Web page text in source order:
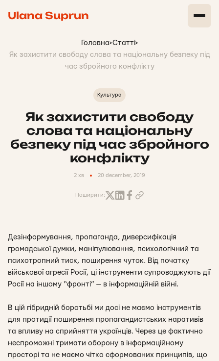
Ulana Suprun
Головна>Статті>
Як захистити свободу слова та національну безпеку під
час збройного конфлікту
Культура
Як захистити свободу
слова та національну
безпеку під час збройного
конфлікту
2 хв 20 december, 2019
Поширити:
Дезінформування, пропаганда, диверсифікація
громадської думки, маніпулювання, психологічний та
психотропний тиск, поширення чуток. Від початку
військової агресії Росії, ці інструменти супроводжують дії
Росії на іншому “фронті” — в інформаційній війні.
В цій гібридній боротьбі ми досі не маємо інструментів
для протидії поширення пропагандистських наративів
та впливу на сприйняття українців. Через це фактично
неспроможні тримати оборону в інформаційному
просторі та не маємо чітко сформованих принципів, що